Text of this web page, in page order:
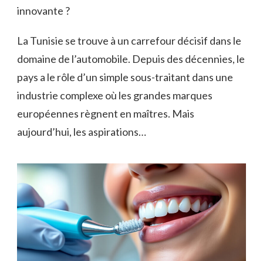
innovante ?
La Tunisie se trouve à un carrefour décisif dans le
domaine de l’automobile. Depuis des décennies, le
pays a le rôle d’un simple sous-traitant dans une
industrie complexe où les grandes marques
européennes règnent en maîtres. Mais
aujourd’hui, les aspirations…